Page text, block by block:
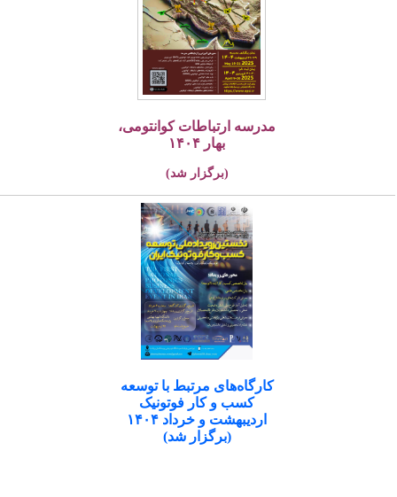
مدرسه ارتباطات کوانتومی،
بهار ۱۴۰۴
(برگزار شد)
کارگاه‌های مرتبط با توسعه
کسب و کار فوتونیک
اردیبهشت و خرداد ۱۴۰۴
(برگزار شد)